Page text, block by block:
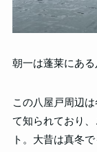
朝一は蓬莱にある
この八屋戸周辺
て知られており
ト。大昔は真冬